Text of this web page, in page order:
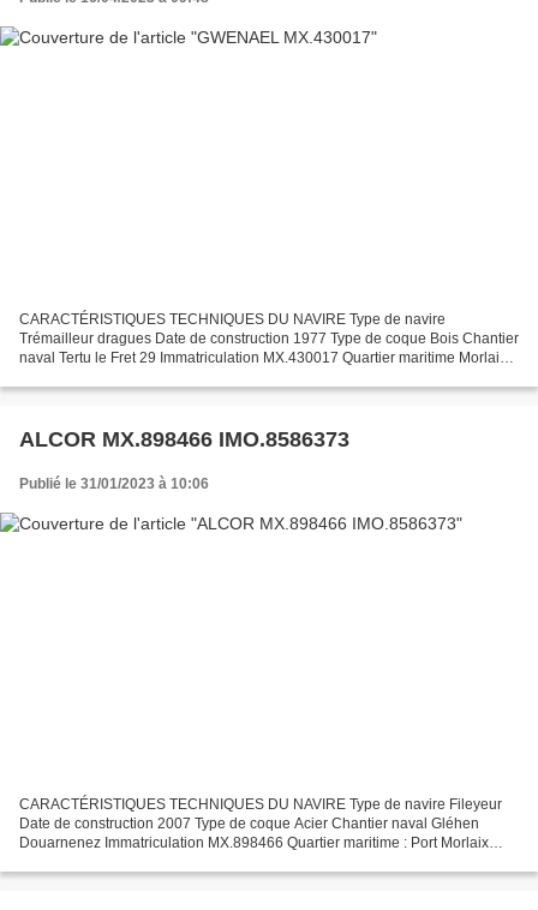
CARACTÉRISTIQUES TECHNIQUES DU NAVIRE Type de navire
Trémailleur dragues Date de construction 1977 Type de coque Bois Chantier
naval Tertu le Fret 29 Immatriculation MX.430017 Quartier maritime Morlaix
ALCOR MX.898466 IMO.8586373
Publié le 31/01/2023 à 10:06
CARACTÉRISTIQUES TECHNIQUES DU NAVIRE Type de navire Fileyeur
Date de construction 2007 Type de coque Acier Chantier naval Gléhen
Douarnenez Immatriculation MX.898466 Quartier maritime : Port Morlaix